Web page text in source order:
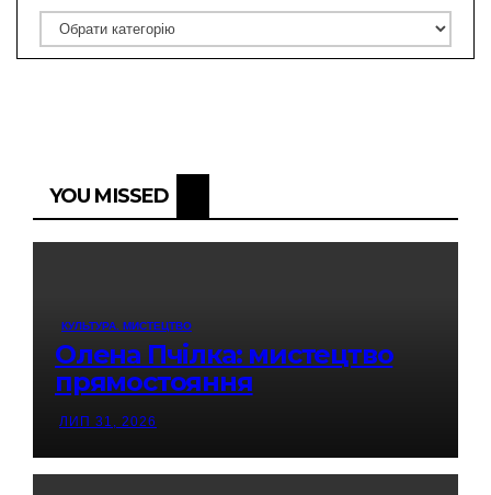
Категорії
YOU MISSED
КУЛЬТУРА. МИСТЕЦТВО
Олена Пчілка: мистецтво
прямостояння
ЛИП 31, 2026